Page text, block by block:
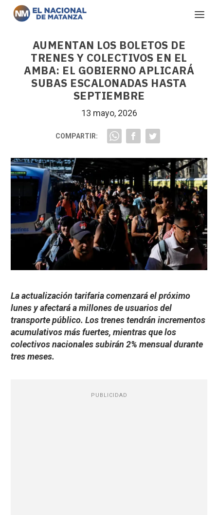
AUMENTAN LOS BOLETOS DE
TRENES Y COLECTIVOS EN EL
AMBA: EL GOBIERNO APLICARÁ
SUBAS ESCALONADAS HASTA
SEPTIEMBRE
13 mayo, 2026
COMPARTIR:
La actualización tarifaria comenzará el próximo
lunes y afectará a millones de usuarios del
transporte público. Los trenes tendrán incrementos
acumulativos más fuertes, mientras que los
colectivos nacionales subirán 2% mensual durante
tres meses.
PUBLICIDAD